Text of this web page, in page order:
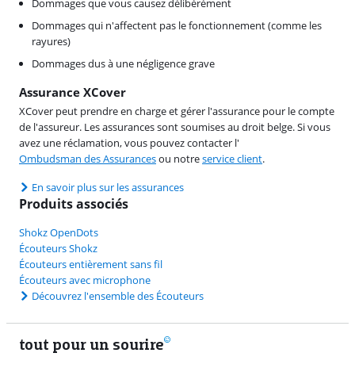
Dommages que vous causez délibérément
Dommages qui n'affectent pas le fonctionnement (comme les
rayures)
Dommages dus à une négligence grave
Assurance XCover
XCover peut prendre en charge et gérer l'assurance pour le compte
de l'assureur. Les assurances sont soumises au droit belge. Si vous
avez une réclamation, vous pouvez contacter l'
Ombudsman des Assurancesou notreservice client.
En savoir plus sur les assurances
Produits associés
Shokz OpenDots
Écouteurs Shokz
Écouteurs entièrement sans fil
Écouteurs avec microphone
Découvrez l'ensemble des Écouteurs
tout pour un sourire